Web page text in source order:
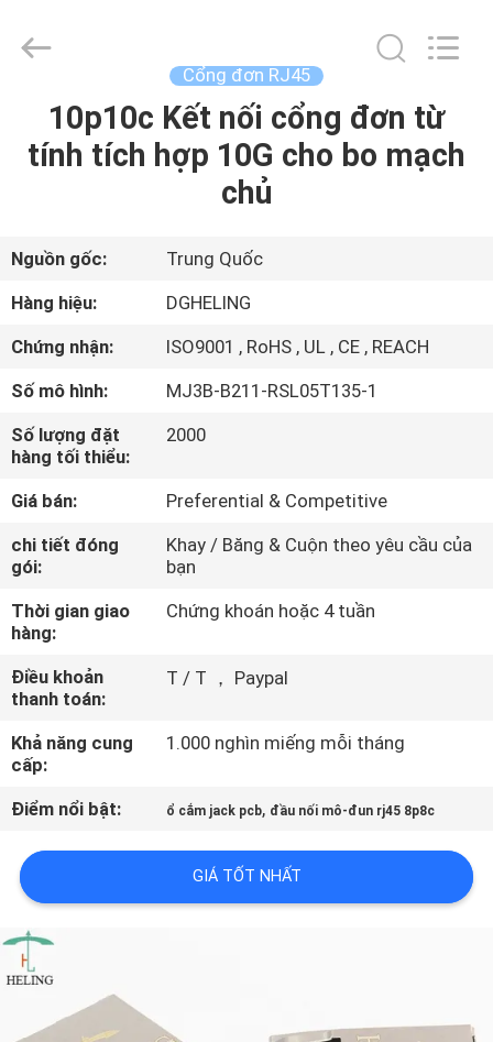
TRANG
CHỦ
SẢN
PHẨM
CHÚNG
TÔI
THAM
QUAN
MÁY
KIỂM
SOÁT
CHẤT
LƯỢNG
LIÊN
HỆ
CHÚNG
TÔI
Ltd..
Cổng đơn RJ45
10p10c Kết nối cổng đơn từ
tính tích hợp 10G cho bo mạch
chủ
Nguồn gốc:
Trung Quốc
Hàng hiệu:
DGHELING
Chứng nhận:
ISO9001 , RoHS , UL , CE , REACH
Số mô hình:
MJ3B-B211-RSL05T135-1
Số lượng đặt
hàng tối thiểu:
2000
Giá bán:
Preferential & Competitive
chi tiết đóng
gói:
Khay / Băng & Cuộn theo yêu cầu của
bạn
Thời gian giao
hàng:
Chứng khoán hoặc 4 tuần
Điều khoản
thanh toán:
T / T ， Paypal
Khả năng cung
cấp:
1.000 nghìn miếng mỗi tháng
Điểm nổi bật: ổ cắm jack pcb, đầu nối mô-đun rj45 8p8c
GIÁ TỐT NHẤT